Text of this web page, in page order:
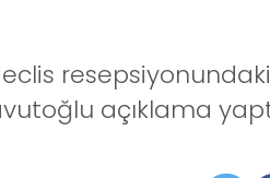
resepsiyonundaki
açıklama